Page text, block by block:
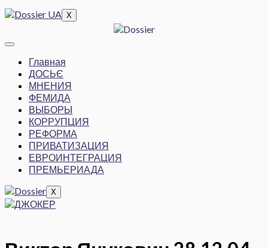
X
Главная
ДОСЬЄ
МНЕНИЯ
ФЕМИДА
ВЫБОРЫ
КОРРУПЦИЯ
РЕФОРМА
ПРИВАТИЗАЦИЯ
ЕВРОИНТЕГРАЦИЯ
ПРЕМЬЕРИАДА
X